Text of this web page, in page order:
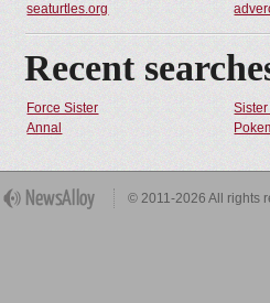
seaturtles.org
Recent
Force Sister
Annal
© 2011-2026 All rights